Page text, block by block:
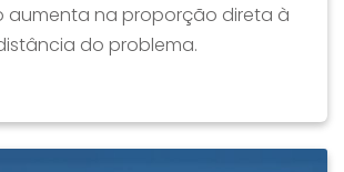
aumenta na proporção direta à
do problema.